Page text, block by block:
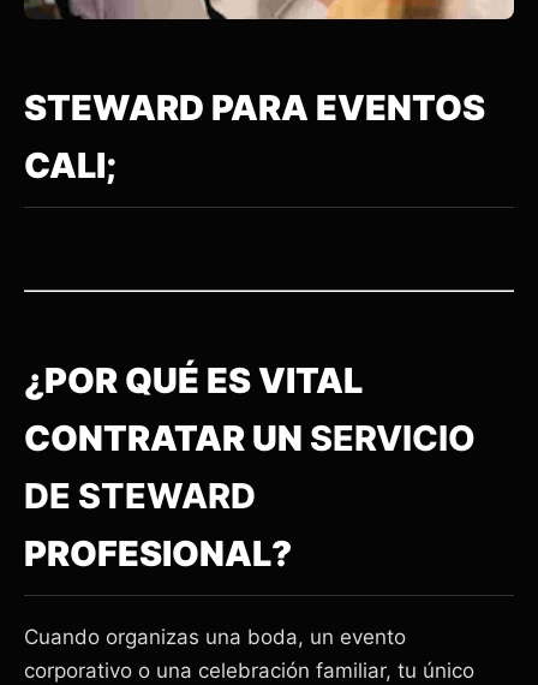
STEWARD PARA EVENTOS
CALI;
¿POR QUÉ ES VITAL
CONTRATAR UN SERVICIO
DE STEWARD
PROFESIONAL?
Cuando organizas una boda, un evento
corporativo o una celebración familiar, tu único